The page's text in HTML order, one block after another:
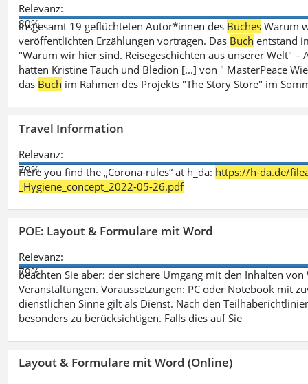
Relevanz:
80%
insgesamt 19 geflüchteten Autor*innen des Buches Warum
veröffentlichten Erzählungen vortragen. Das Buch entstand
"Warum wir hier sind. Reisegeschichten aus unserer Welt"
hatten Kristine Tauch und Bledion [...] von " MasterPeace
das Buch im Rahmen des Projekts "The Story Store" im
Travel Information
Relevanz:
79%
Here you find the „Corona-rules“ at h_da: https://h-da.de/
_Hygiene_concept_2022-05-26.pdf
POE: Layout & Formulare mit Word
Relevanz:
79%
beachten Sie aber: der sichere Umgang mit den Inhalten
Veranstaltungen. Voraussetzungen: PC oder Notebook mit
dienstlichen Sinne gilt als Dienst. Nach den
besonders zu berücksichtigen. Falls dies auf Sie
Layout & Formulare mit Word (Online)